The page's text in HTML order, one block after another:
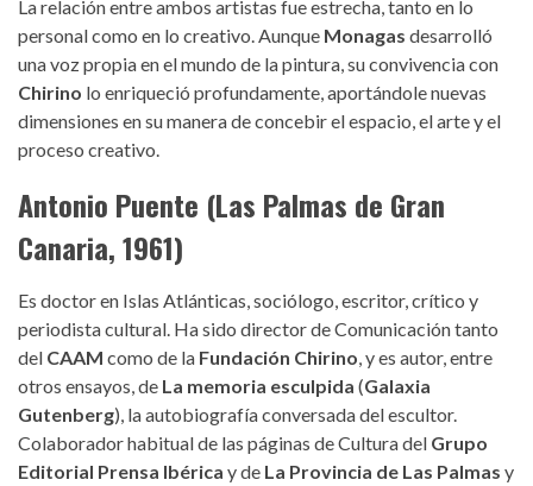
La relación entre ambos artistas fue estrecha, tanto en lo
personal como en lo creativo. Aunque Monagas desarrolló
una voz propia en el mundo de la pintura, su convivencia con
Chirino lo enriqueció profundamente, aportándole nuevas
dimensiones en su manera de concebir el espacio, el arte y el
proceso creativo.
Antonio Puente (Las Palmas de Gran
Canaria, 1961)
Es doctor en Islas Atlánticas, sociólogo, escritor, crítico y
periodista cultural. Ha sido director de Comunicación tanto
del CAAM como de la Fundación Chirino, y es autor, entre
otros ensayos, de La memoria esculpida (Galaxia
Gutenberg), la autobiografía conversada del escultor.
Colaborador habitual de las páginas de Cultura del Grupo
Editorial Prensa Ibérica y de La Provincia de Las Palmas y